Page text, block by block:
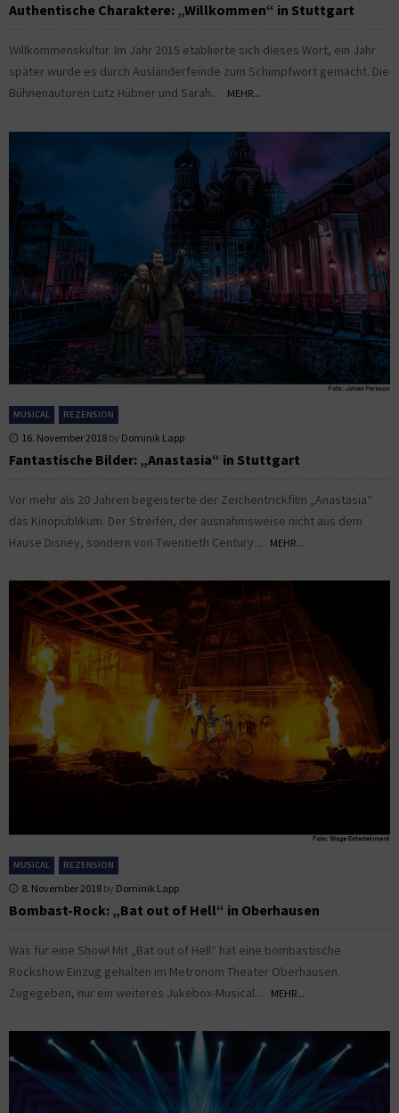
Authentische Charaktere: „Willkommen“ in Stuttgart
Willkommenskultur. Im Jahr 2015 etablierte sich dieses Wort, ein Jahr
später wurde es durch Ausländerfeinde zum Schimpfwort gemacht. Die
Bühnenautoren Lutz Hübner und Sarah...
MEHR...
MUSICAL REZENSION
16. November 2018 by Dominik Lapp
Fantastische Bilder: „Anastasia“ in Stuttgart
Vor mehr als 20 Jahren begeisterte der Zeichentrickfilm „Anastasia“
das Kinopublikum. Der Streifen, der ausnahmsweise nicht aus dem
Hause Disney, sondern von Twentieth Century...
MEHR...
MUSICAL REZENSION
8. November 2018 by Dominik Lapp
Bombast-Rock: „Bat out of Hell“ in Oberhausen
Was für eine Show! Mit „Bat out of Hell“ hat eine bombastische
Rockshow Einzug gehalten im Metronom Theater Oberhausen.
Zugegeben, nur ein weiteres Jukebox-Musical...
MEHR...